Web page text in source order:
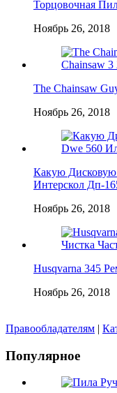
Торцовочная
Ноябрь 26, 2018
The Chainsaw
Ноябрь 26, 2018
Какую
Интерскол Дп-
Ноябрь 26, 2018
Husqvarna 345
Ноябрь 26, 2018
Правообладателям |
Популярное